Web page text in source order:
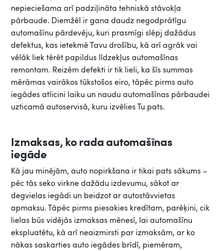
nepieciešama arī padziļināta tehniskā stāvokļa
pārbaude. Diemžēl ir gana daudz negodprātīgu
automašīnu pārdevēju, kuri prasmīgi slēpj dažādus
defektus, kas ietekmē Tavu drošību, kā arī agrāk vai
vēlāk liek tērēt papildus līdzekļus automašīnas
remontam. Reizēm defekti ir tik lieli, ka šīs summas
mērāmas vairākos tūkstošos eiro, tāpēc pirms auto
iegādes atlicini laiku un naudu automašīnas pārbaudei
uzticamā autoservisā, kuru izvēlies Tu pats.
Izmaksas, ko rada automašīnas
iegāde
Kā jau minējām, auto nopirkšana ir tikai pats sākums –
pēc tās seko virkne dažādu izdevumu, sākot ar
degvielas iegādi un beidzot ar autostāvvietas
apmaksu. Tāpēc pirms piesakies kredītam, parēķini, cik
lielas būs vidējās izmaksas mēnesī, lai automašīnu
ekspluatētu, kā arī neaizmirsti par izmaksām, ar ko
nākas saskarties auto iegādes brīdī, piemēram,